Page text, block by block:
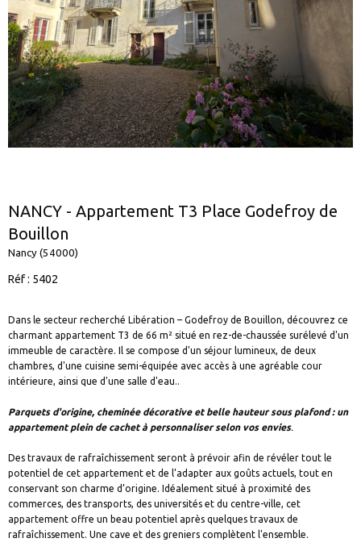
NANCY - Appartement T3 Place Godefroy de
Bouillon
Nancy (54000)
Réf : 5402
Dans le secteur recherché Libération – Godefroy de Bouillon, découvrez ce
charmant appartement T3 de 66 m² situé en rez-de-chaussée surélevé d'un
immeuble de caractère. Il se compose d'un séjour lumineux, de deux
chambres, d'une cuisine semi-équipée avec accès à une agréable cour
intérieure, ainsi que d'une salle d'eau..
Parquets d'origine, cheminée décorative et belle hauteur sous plafond : un
appartement plein de cachet à personnaliser selon vos envies.
Des travaux de rafraîchissement seront à prévoir afin de révéler tout le
potentiel de cet appartement et de l’adapter aux goûts actuels, tout en
conservant son charme d’origine. Idéalement situé à proximité des
commerces, des transports, des universités et du centre-ville, cet
appartement offre un beau potentiel après quelques travaux de
rafraîchissement. Une cave et des greniers complètent l'ensemble.